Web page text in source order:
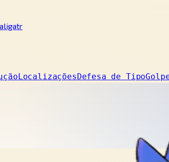
LocalizaçõesDefesa de Tipo